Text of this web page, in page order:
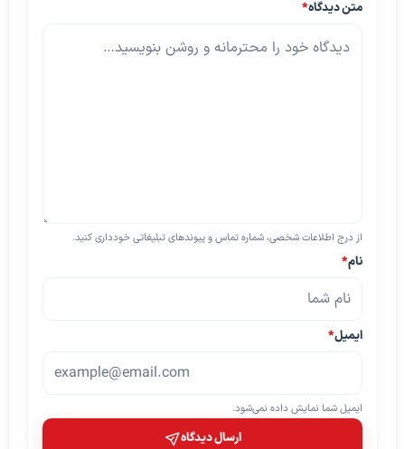
متن دیدگاه*
از درج اطلاعات شخصی، شماره تماس و پیوندهای تبلیغاتی خودداری کنید.
نام*
ایمیل*
ایمیل شما نمایش داده نمی‌شود.
ارسال دیدگاه